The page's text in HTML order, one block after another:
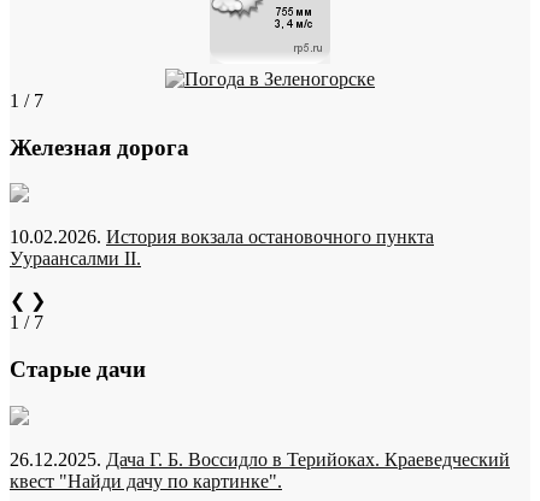
1 / 7
Железная дорога
10.02.2026. История вокзала остановочного пункта
Уураансалми II.
❮ ❯
1 / 7
Старые дачи
26.12.2025. Дача Г. Б. Воссидло в Терийоках. Краеведческий
квест "Найди дачу по картинке".